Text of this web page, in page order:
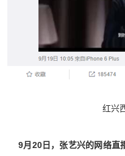
红兴
9月20日，张艺兴的网络直